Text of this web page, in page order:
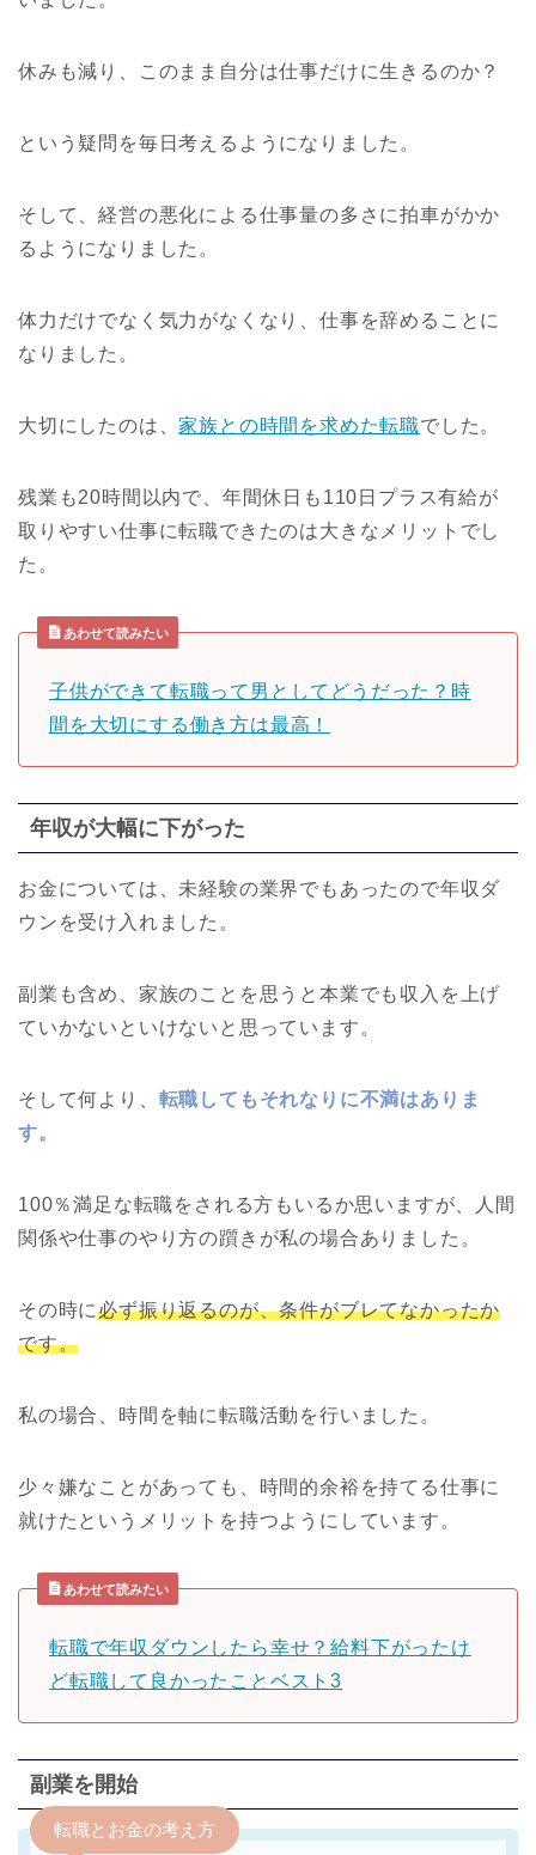
休みも減り、このまま自分は仕事だけに生きるのか？
という疑問を毎日考えるようになりました。
そして、経営の悪化による仕事量の多さに拍車がかか
るようになりました。
体力だけでなく気力がなくなり、仕事を辞めることに
なりました。
大切にしたのは、家族との時間を求めた転職でした。
残業も20時間以内で、年間休日も110日プラス有給が
取りやすい仕事に転職できたのは大きなメリットでし
た。
あわせて読みたい
子供ができて転職って男としてどうだった？時
間を大切にする働き方は最高！
年収が大幅に下がった
お金については、未経験の業界でもあったので年収ダ
ウンを受け入れました。
副業も含め、家族のことを思うと本業でも収入を上げ
ていかないといけないと思っています。
そして何より、 転職してもそれなりに不満はありま
す。
100％満足な転職をされる方もいるか思いますが、人間
関係や仕事のやり方の躓きが私の場合ありました。
その時に必ず振り返るのが、条件がブレてなかったか
です。
私の場合、時間を軸に転職活動を行いました。
少々嫌なことがあっても、時間的余裕を持てる仕事に
就けたというメリットを持つようにしています。
あわせて読みたい
転職で年収ダウンしたら幸せ？給料下がったけ
ど転職して良かったことベスト3
副業を開始
転職とお金の考え方